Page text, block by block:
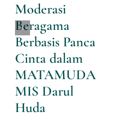
Moderasi
Beragama
Berbasis Panca
Cinta dalam
MATAMUDA
MIS Darul
Huda